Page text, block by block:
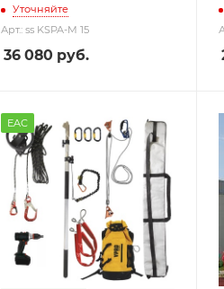
Уточняйте
Арт.: ss KSPA-M 15
36 080 руб.
EAC